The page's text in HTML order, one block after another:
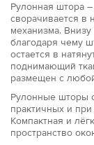
Рулонная штора
сворачивается в
механизма.
благодаря чему
остается в
поднимающий
размещен с
Рулонные шторы
практичных и
Компактная и
пространство